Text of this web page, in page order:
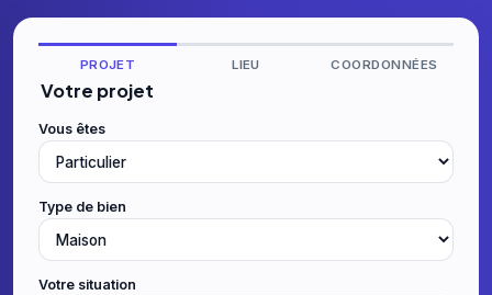
PROJET LIEU COORDONNÉES
Votre projet
Vous êtes
Type de bien
Votre situation